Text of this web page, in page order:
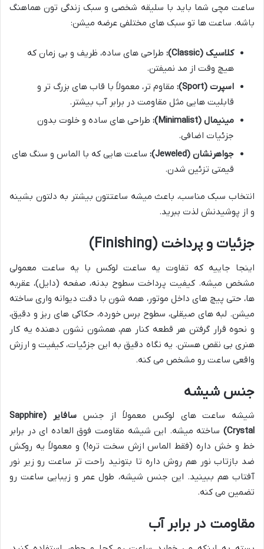
ساعت مچی شما باید با سلیقه شخصی و سبک زندگی تون هماهنگ
باشه. ساعت ها تو سبک های مختلفی عرضه میشن:
کلاسیک (Classic):
طراحی های ساده، ظریف و بی زمان که
هیچ وقت از مد نمیفتن.
اسپرت (Sport):
مقاوم تر، معمولاً با قاب های بزرگ تر و
قابلیت هایی مثل مقاومت در برابر آب بیشتر.
مینیمال (Minimalist):
طراحی های ساده و خلوت بدون
جزئیات اضافی.
جواهرنشان (Jeweled):
ساعت هایی که با الماس و سنگ های
قیمتی تزئین شدن.
انتخاب سبک مناسب، باعث میشه ساعتتون بیشتر به دلتون بشینه
و از پوشیدنش لذت ببرید.
جزئیات و پرداخت (Finishing)
اینجا جاییه که تفاوت یه ساعت لوکس با یه ساعت معمولی
مشخص میشه. کیفیت پرداخت سطوح بدنه، صفحه (دایل)، عقربه
ها، حتی پیچ های داخل موتور، همه شون با دقت دیوانه واری ساخته
میشن. لبه های صیقلی، سطوح برس خورده، حکاکی های ریز و دقیق،
و نحوه قرار گرفتن هر قطعه کنار هم، همشون نشون دهنده یه کار
هنری بی نقص هستن. یه نگاه دقیق به این جزئیات، کیفیت و ارزش
واقعی ساعت رو مشخص می کنه.
جنس شیشه
شیشه ساعت های لوکس معمولاً از جنس
سافایر (Sapphire
Crystal)
ساخته میشه. این شیشه مقاومت فوق العاده ای در برابر
خط و خش داره (فقط الماس ازش سخت تره!) و معمولاً یه روکش
ضد بازتاب نور هم روش داره تا بتونید راحت تر ساعت رو زیر نور
آفتاب هم ببینید. این جنس شیشه، طول عمر و زیبایی ساعت رو
تضمین می کنه.
مقاومت در برابر آب